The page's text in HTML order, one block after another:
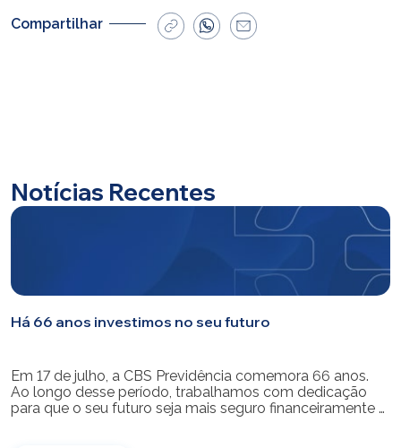
Compartilhar
Notícias Recentes
Há 66 anos investimos no seu futuro
Em 17 de julho, a CBS Previdência comemora 66 anos.
Ao longo desse período, trabalhamos com dedicação
para que o seu futuro seja mais seguro financeiramente e